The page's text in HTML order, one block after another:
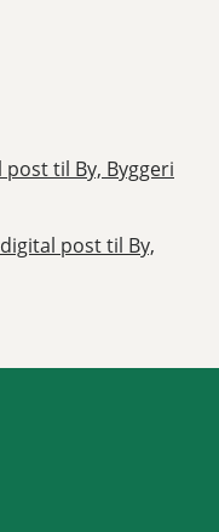
til By, Byggeri
post til By,